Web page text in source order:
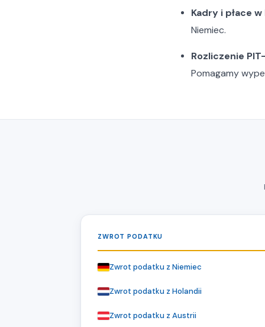
Kadry i płace
Niemiec.
Rozliczenie
Pomagamy
ZWROT PODATKU
Zwrot podatku z Niemiec
Zwrot podatku z Holandii
Zwrot podatku z Austrii